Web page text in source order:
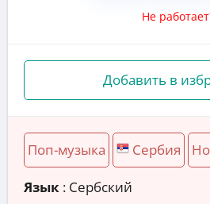
Не
Добавить в
Поп-музыка Сербия
Язык : Сербский